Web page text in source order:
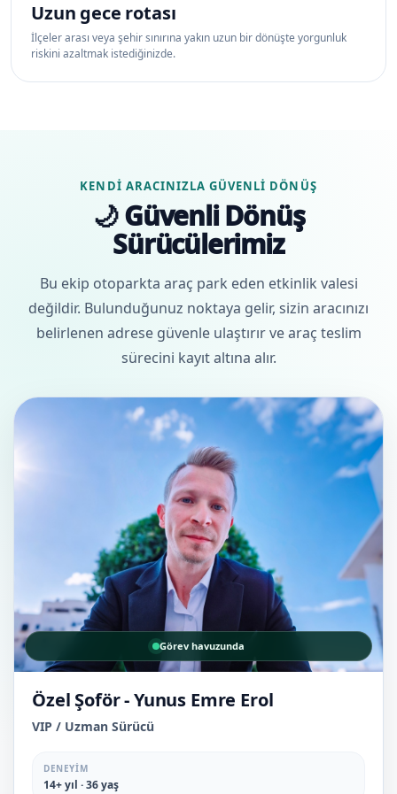
Uzun gece rotası
İlçeler arası veya şehir sınırına yakın uzun bir dönüşte yorgunluk
riskini azaltmak istediğinizde.
KENDI ARACINIZLA GÜVENLI DÖNÜŞ
🌙 Güvenli Dönüş
Sürücülerimiz
Bu ekip otoparkta araç park eden etkinlik valesi
değildir. Bulunduğunuz noktaya gelir, sizin aracınızı
belirlenen adrese güvenle ulaştırır ve araç teslim
sürecini kayıt altına alır.
Görev havuzunda
Özel Şoför - Yunus Emre Erol
VIP / Uzman Sürücü
DENEYIM
14+ yıl · 36 yaş